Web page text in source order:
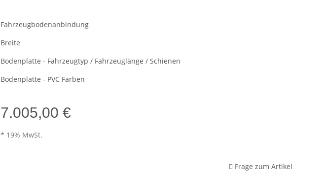
Fahrzeugbodenanbindung
Breite
Bodenplatte - Fahrzeugtyp / Fahrzeuglänge / Schienen
Bodenplatte - PVC Farben
7.005,00 €
* 19% MwSt.
Frage zum Artikel